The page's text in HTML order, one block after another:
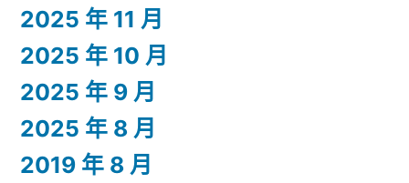
2025 年 11 月
2025 年 10 月
2025 年 9 月
2025 年 8 月
2019 年 8 月